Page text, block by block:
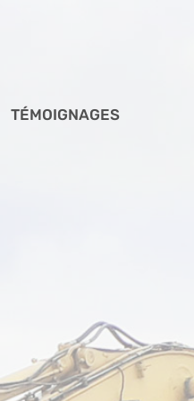
TÉMOIGNAGES